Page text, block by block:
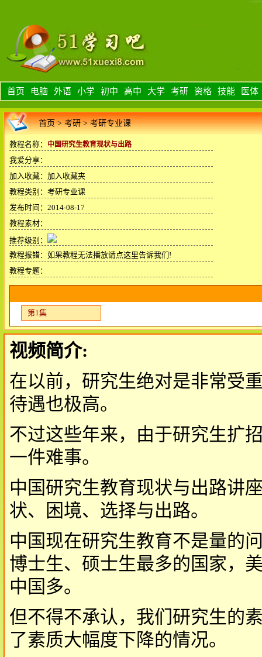
首页 电脑 外语 小学 初中 高中 大学 考研 资格 技能 医体
首页>考研>考研专业课
教程名称： 中国研究生教育现状与出路
我爱分享：
加入收藏： 加入收藏夹
教程类别：考研专业课
发布时间：2014-08-17
教程素材：
推荐级别：
教程报错： 如果教程无法播放请点这里告诉我们!
教程专题：
第1集
视频简介:
在以前，研究生绝对是非常受
待遇也极高。
不过这些年来，由于研究生扩
一件难事。
中国研究生教育现状与出路讲
状、困境、选择与出路。
中国现在研究生教育不是量的
博士生、硕士生最多的国家，
中国多。
但不得不承认，我们研究生的
了素质大幅度下降的情况。